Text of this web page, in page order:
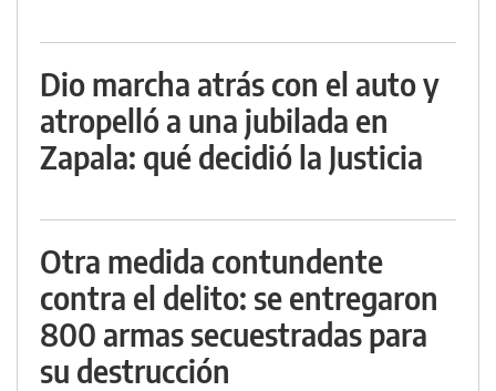
Dio marcha atrás con el auto y
atropelló a una jubilada en
Zapala: qué decidió la Justicia
Otra medida contundente
contra el delito: se entregaron
800 armas secuestradas para
su destrucción